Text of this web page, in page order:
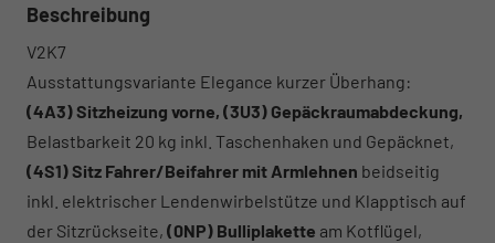
Beschreibung
V2K7
Ausstattungsvariante Elegance kurzer Überhang:
(4A3) Sitzheizung vorne, (3U3) Gepäckraumabdeckung,
Belastbarkeit 20 kg inkl. Taschenhaken und Gepäcknet,
(4S1) Sitz Fahrer/Beifahrer mit Armlehnen beidseitig
inkl. elektrischer Lendenwirbelstütze und Klapptisch auf
der Sitzrückseite, (0NP) Bulliplakette am Kotflügel,